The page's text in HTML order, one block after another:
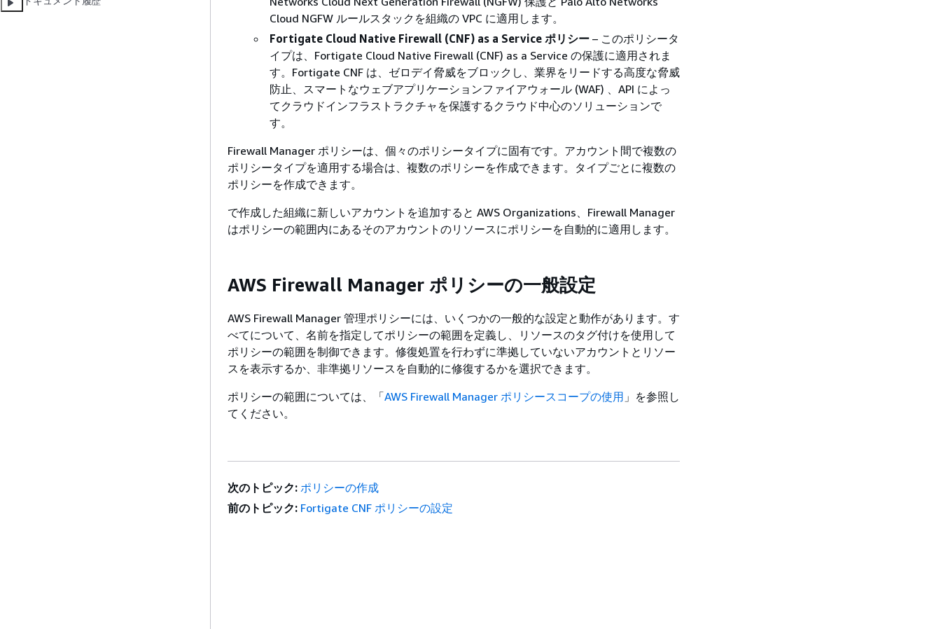
Cloud NGFW ルールスタックを組織の VPC に適用します。
Fortigate Cloud Native Firewall (CNF) as a Service ポリシー – このポリシータ
イプは、Fortigate Cloud Native Firewall (CNF) as a Service の保護に適用されま
す。Fortigate CNF は、ゼロデイ脅威をブロックし、業界をリードする高度な脅威
防止、スマートなウェブアプリケーションファイアウォール (WAF) 、API によっ
てクラウドインフラストラクチャを保護するクラウド中心のソリューションで
す。
Firewall Manager ポリシーは、個々のポリシータイプに固有です。アカウント間で複数の
ポリシータイプを適用する場合は、複数のポリシーを作成できます。タイプごとに複数の
ポリシーを作成できます。
で作成した組織に新しいアカウントを追加すると AWS Organizations、Firewall Manager
はポリシーの範囲内にあるそのアカウントのリソースにポリシーを自動的に適用します。
AWS Firewall Manager ポリシーの一般設定
AWS Firewall Manager 管理ポリシーには、いくつかの一般的な設定と動作があります。す
べてについて、名前を指定してポリシーの範囲を定義し、リソースのタグ付けを使用して
ポリシーの範囲を制御できます。修復処置を行わずに準拠していないアカウントとリソー
スを表示するか、非準拠リソースを自動的に修復するかを選択できます。
ポリシーの範囲については、「AWS Firewall Manager ポリシースコープの使用 」を参照し
てください。
次のトピック: ポリシーの作成
前のトピック: Fortigate CNF ポリシーの設定